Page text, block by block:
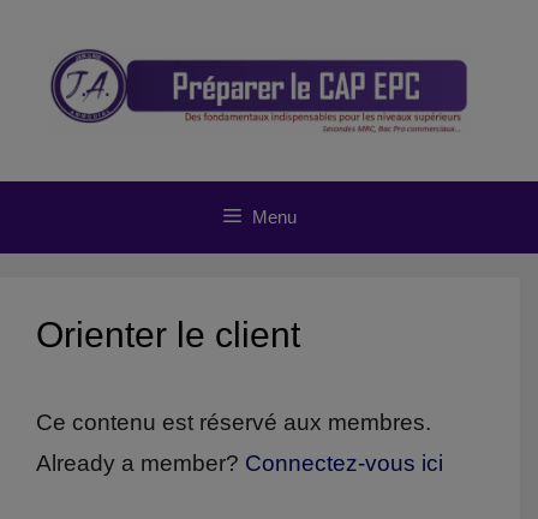
contenu
Menu
Orienter le client
Ce contenu est réservé aux membres.
Already a member? Connectez-vous ici